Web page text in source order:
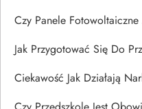
Czy Panele
Jak Przygotować Się Do
Ciekawość Jak Działają